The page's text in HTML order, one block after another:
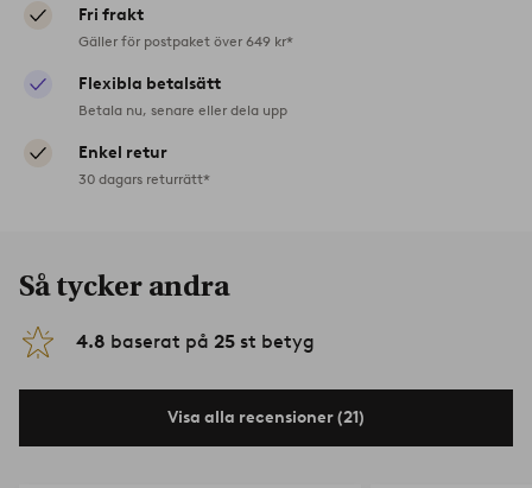
Fri frakt
Gäller för postpaket över 649 kr*
Flexibla betalsätt
Betala nu, senare eller dela upp
Enkel retur
30 dagars returrätt*
Så tycker andra
4.8 baserat på 25 st betyg
Visa alla recensioner (21)